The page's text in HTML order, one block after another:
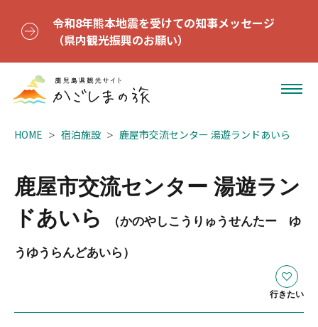
令和8年熊本地震を受けての知事メッセージ
（県内観光振興のお願い）
HOME 宿泊施設 鹿屋市交流センター 湯遊ランドあいら
鹿屋市交流センター 湯遊ラン
ドあいら
（かのやしこうりゅうせんたー ゆ
うゆうらんどあいら）
行きたい